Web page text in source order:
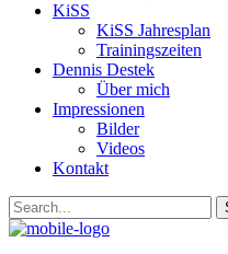
KiSS
KiSS Jahresplan
Trainingszeiten
Dennis Destek
Über mich
Impressionen
Bilder
Videos
Kontakt